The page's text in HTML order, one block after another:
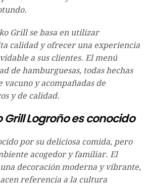
Grill se basa en utilizar
calidad y ofrecer una experiencia
a sus clientes. El menú
de hamburguesas, todas hechas
vacuno y acompañadas de
y de calidad.
Grill Logroño es conocido
por su deliciosa comida, pero
acogedor y familiar. El
decoración moderna y vibrante,
referencia a la cultura